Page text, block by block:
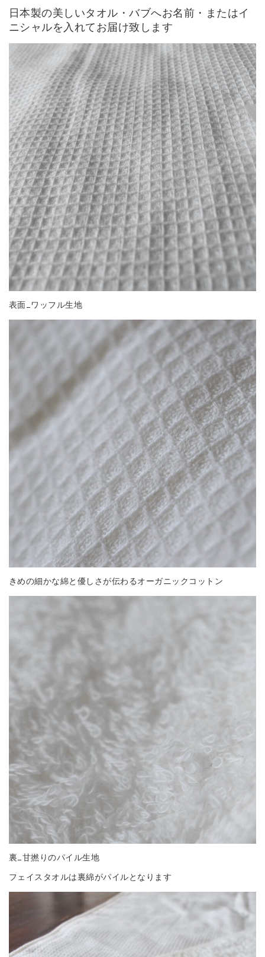
日本製の美しいタオル・バブへお名前・またはイ
ニシャルを入れてお届け致します
表面_ワッフル生地
きめの細かな綿と優しさが伝わるオーガニックコットン
裏_甘撚りのパイル生地
フェイスタオルは裏綿がパイルとなります